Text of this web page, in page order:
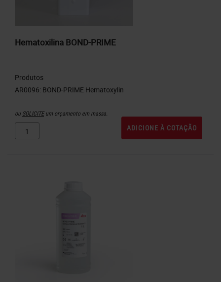
Hematoxilina BOND-PRIME
Produtos
ou SOLICITEum orçamento em massa.
ADICIONE À COTAÇÃO